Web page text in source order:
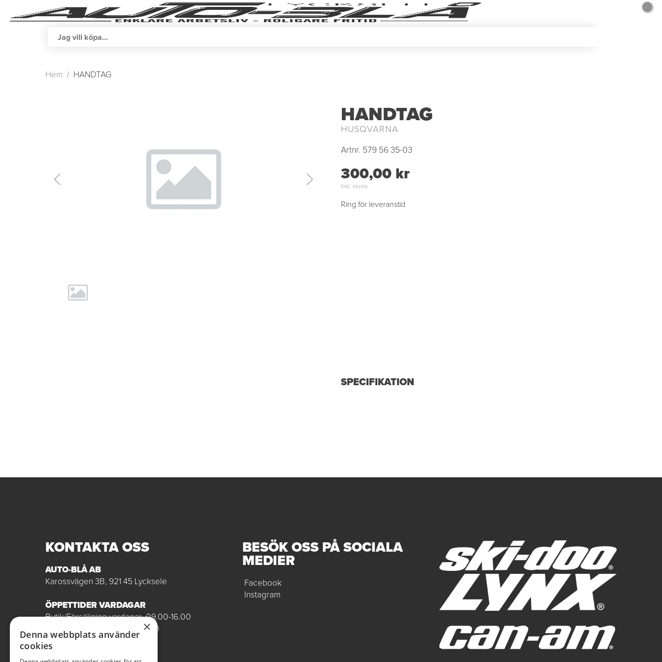
Hem HANDTAG
HANDTAG
HUSQVARNA
Artnr. 579 56 35-03
300,00 kr
Inkl. moms
Ring för leveranstid
SPECIFIKATION
KONTAKTA OSS
AUTO-BLÅ AB
Karossvägen 3B, 921 45 Lycksele
ÖPPETTIDER VARDAGAR
Butik/Försäljning vardagar 09.00-16.00
Verkstad vardagar 07.00-16.00
Röda dagar stängt
BESÖK OSS PÅ SOCIALA
MEDIER
Facebook
Instagram
×
Denna webbplats använder
cookies